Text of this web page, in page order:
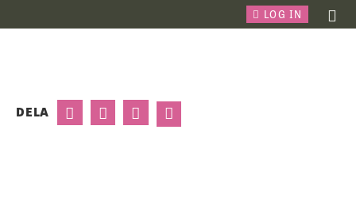
LOG IN
DELA